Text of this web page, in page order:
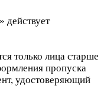
действует
только лица старше
пропуска
удостоверяющий